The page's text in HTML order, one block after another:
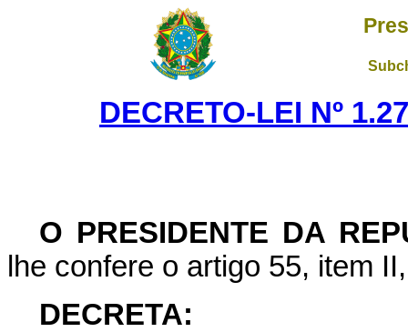
DECRETO-LEI Nº
O PRESIDENTE DA
lhe confere o artigo 55, item
DECRETA: